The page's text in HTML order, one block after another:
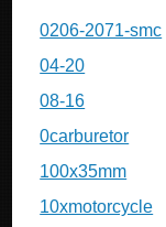
0206-2071-smc
04-20
08-16
0carburetor
100x35mm
10xmotorcycle